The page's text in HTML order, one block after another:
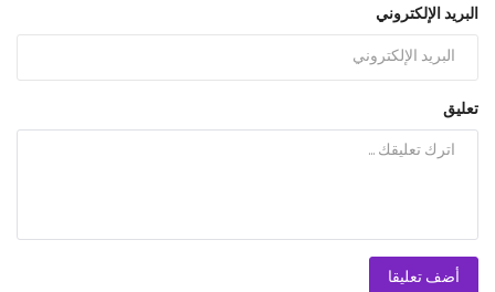
البريد الإلكتروني
تعليق
أضف تعليقا